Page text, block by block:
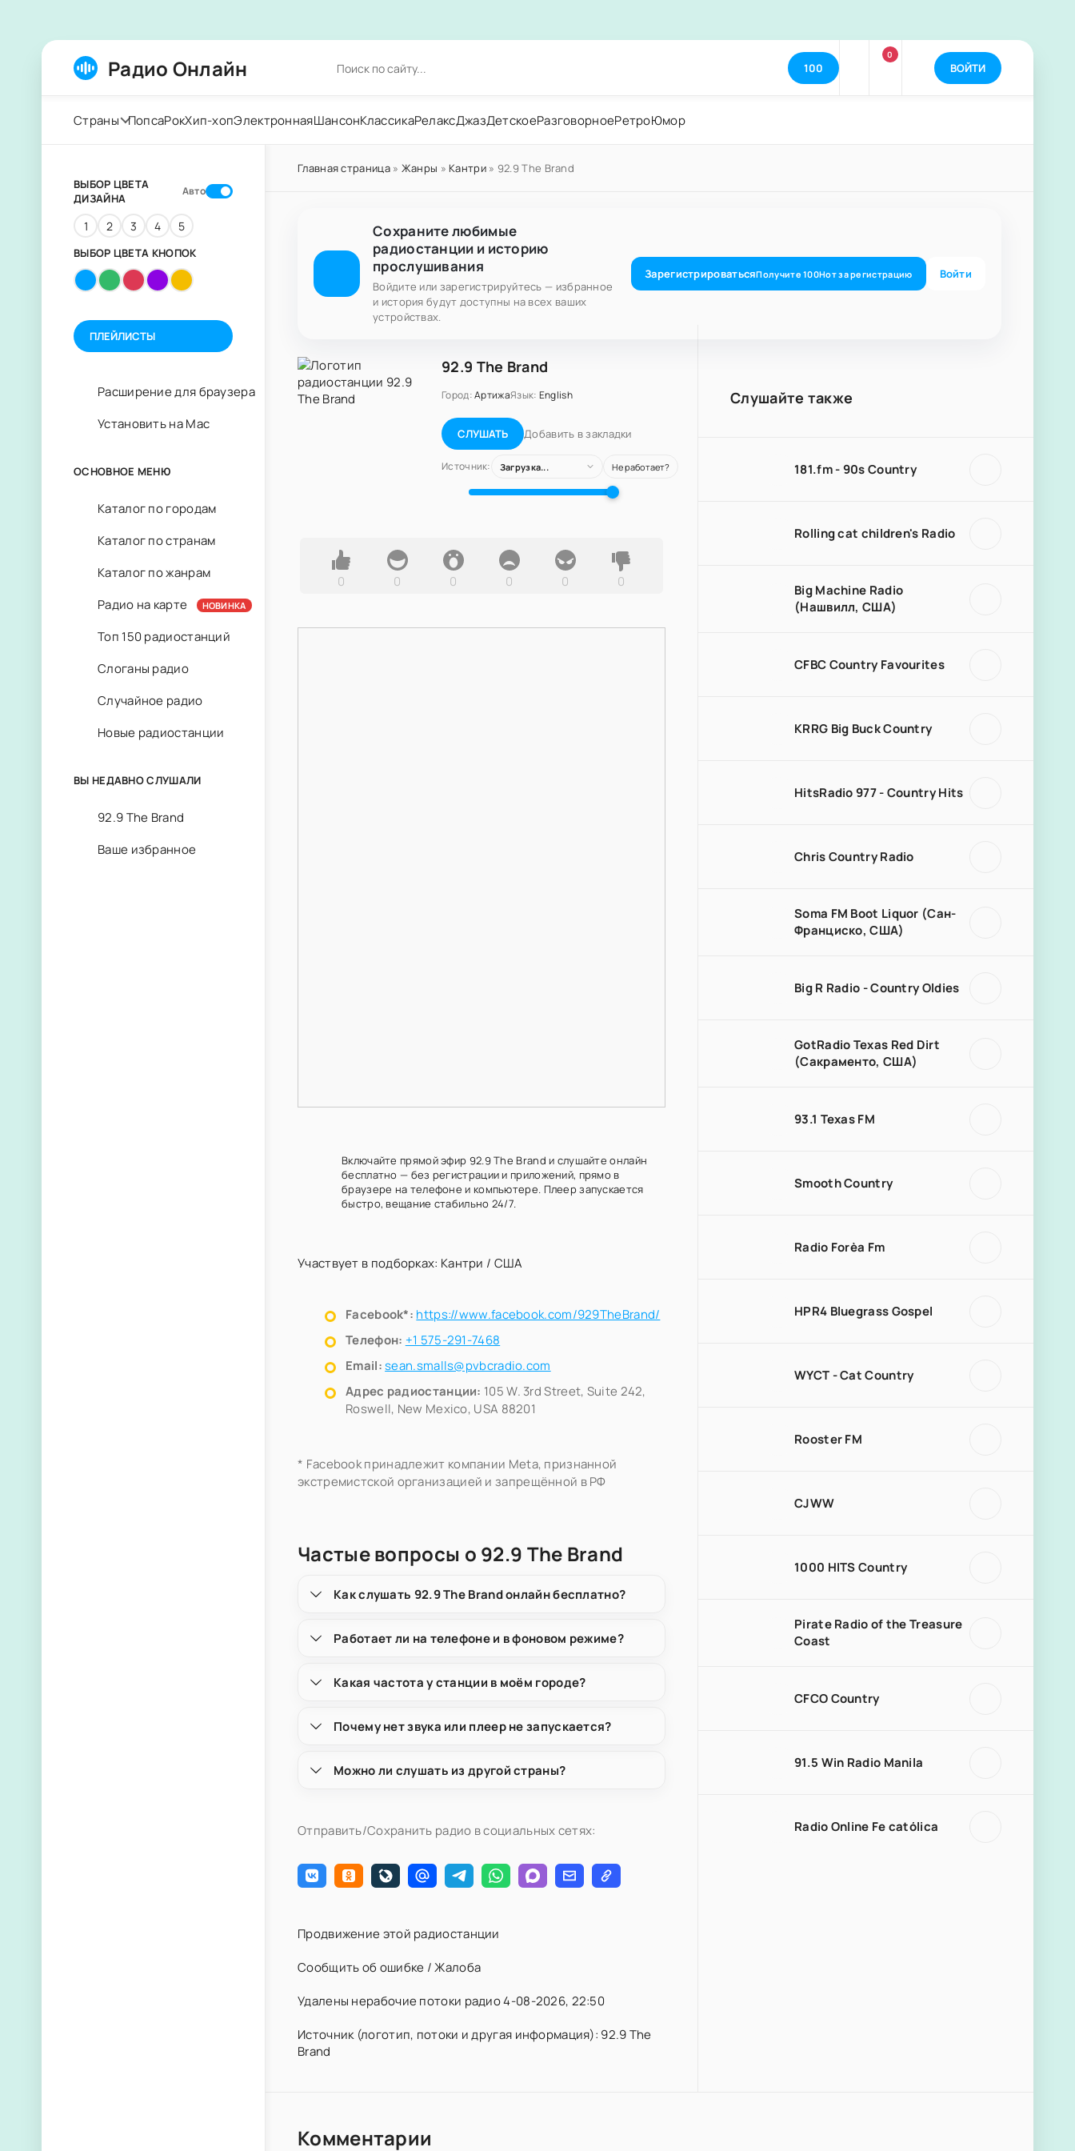
Радио Онлайн 100
0
ВОЙТИ
Страны ПопсаРокХип-хопЭлектроннаяШансонКлассикаРелаксДжазДетскоеРазговорноеРетроЮмор
Главная страница» Жанры » Кантри» 92.9 The Brand
Сохраните любимые
радиостанции и историю
прослушивания
Войдите или зарегистрируйтесь — избранное
и история будут доступны на всех ваших
устройствах.
ЗарегистрироватьсяПолучите100Нотза регистрацию Войти
92.9 The Brand
Город:АртижаЯзык: English
СЛУШАТЬ Добавить в закладки
Источник: Загрузка... Не работает?
0 0 0 0 0 0
Включайте прямой эфир 92.9 The Brand и слушайте онлайн
бесплатно — без регистрации и приложений, прямо в
браузере на телефоне и компьютере. Плеер запускается
быстро, вещание стабильно 24/7.
Участвует в подборках: Кантри / США
Facebook*: https://www.facebook.com/929TheBrand/
Телефон: +1 575-291-7468
Email:sean.smalls@pvbcradio.com
Адрес радиостанции: 105 W. 3rd Street, Suite 242,
Roswell, New Mexico, USA 88201
* Facebook принадлежит компании Meta, признанной
экстремистской организацией и запрещённой в РФ
Частые вопросы о 92.9 The Brand
Как слушать 92.9 The Brand онлайн бесплатно?
Работает ли на телефоне и в фоновом режиме?
Какая частота у станции в моём городе?
Почему нет звука или плеер не запускается?
Можно ли слушать из другой страны?
Отправить/Сохранить радио в социальных сетях:
Продвижение этой радиостанции
Сообщить об ошибке / Жалоба
Удалены нерабочие потоки радио 4-08-2026, 22:50
Источник (логотип, потоки и другая информация): 92.9 The
Brand
Слушайте также
181.fm - 90s Country
Rolling cat children's Radio
Big Machine Radio
(Нашвилл, США)
CFBC Country Favourites
KRRG Big Buck Country
HitsRadio 977 - Country Hits
Chris Country Radio
Soma FM Boot Liquor (Сан-
Франциско, США)
Big R Radio - Country Oldies
GotRadio Texas Red Dirt
(Сакраменто, США)
93.1 Texas FM
Smooth Country
Radio Forèa Fm
HPR4 Bluegrass Gospel
WYCT - Cat Country
Rooster FM
CJWW
1000 HITS Country
Pirate Radio of the Treasure
Coast
CFCO Country
91.5 Win Radio Manila
Radio Online Fe católica
Комментарии
ВЫБОР ЦВЕТА
ДИЗАЙНА
Авто
1 2 3 4 5
ВЫБОР ЦВЕТА КНОПОК
ПЛЕЙЛИСТЫ
Расширение для браузера
Установить на Mac
ОСНОВНОЕ МЕНЮ
Каталог по городам
Каталог по странам
Каталог по жанрам
Радио на карте
НОВИНКА
Топ 150 радиостанций
Слоганы радио
Случайное радио
Новые радиостанции
ВЫ НЕДАВНО СЛУШАЛИ
92.9 The Brand
Ваше избранное